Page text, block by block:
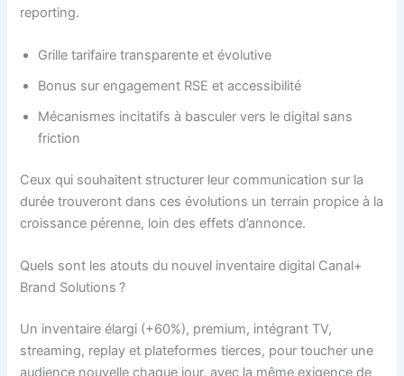
reporting.
Grille tarifaire transparente et évolutive
Bonus sur engagement RSE et accessibilité
Mécanismes incitatifs à basculer vers le digital sans
friction
Ceux qui souhaitent structurer leur communication sur la
durée trouveront dans ces évolutions un terrain propice à la
croissance pérenne, loin des effets d’annonce.
Quels sont les atouts du nouvel inventaire digital Canal+
Brand Solutions ?
Un inventaire élargi (+60%), premium, intégrant TV,
streaming, replay et plateformes tierces, pour toucher une
audience nouvelle chaque jour, avec la même exigence de